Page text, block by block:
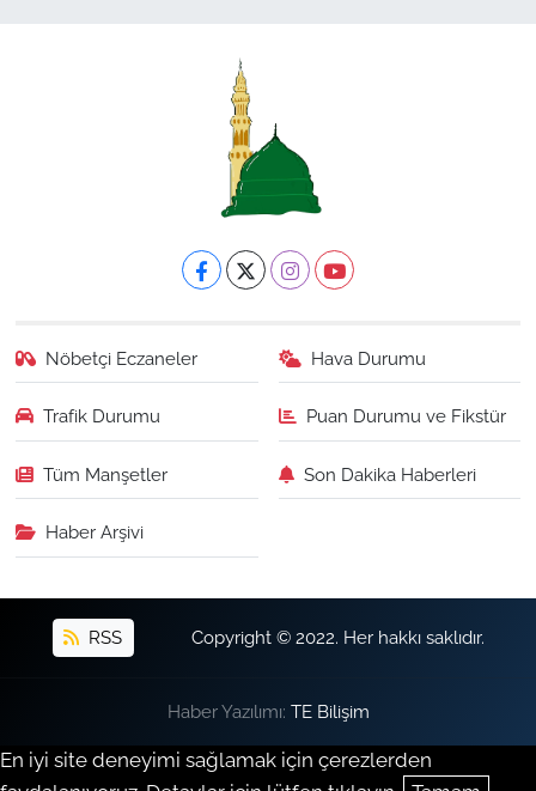
Nöbetçi Eczaneler Hava Durumu
Trafik Durumu Puan Durumu ve Fikstür
Tüm Manşetler Son Dakika Haberleri
Haber Arşivi
RSS Copyright © 2022. Her hakkı saklıdır.
Haber Yazılımı: TE Bilişim
En iyi site deneyimi sağlamak için çerezlerden